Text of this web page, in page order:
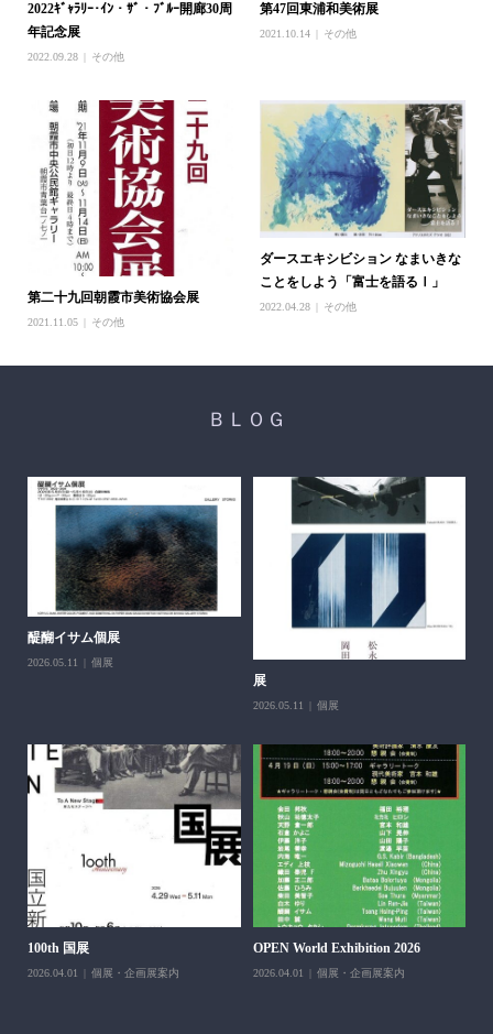
2022ｷﾞｬﾗﾘｰ･ｲﾝ・ｻﾞ・ﾌﾞﾙｰ開廊30周
年記念展
2022.09.28 その他
第47回東浦和美術展
2021.10.14 その他
第二十九回朝霞市美術協会展
2021.11.05 その他
ダースエキシビション なまいきな
ことをしよう「富士を語るⅠ」
2022.04.28 その他
ＢＬＯＧ
醍醐イサム個展
2026.05.11 個展
展
2026.05.11 個展
100th 国展
2026.04.01 個展・企画展案内
OPEN World Exhibition 2026
2026.04.01 個展・企画展案内